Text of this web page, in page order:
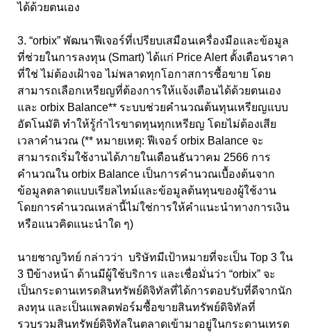
ได้ด้วยตนเอง
3. “orbix” พัฒนาฟีเจอร์ที่เปรียบเสมือนเครื่องมือและข้อมูล
ที่ช่วยในการลงทุน (Smart) ได้แก่ Price Alert ตั้งเตือนราคา
ที่ใช่ ไม่ต้องเฝ้าจอ ไม่พลาดทุกโอกาสการซื้อขาย โดย
สามารถเลือกเหรียญที่ต้องการให้แจ้งเตือนได้ด้วยตนเอง
และ orbix Balance** ระบบช่วยคำนวณต้นทุนเหรียญแบบ
อัตโนมัติ ทำให้รู้กำไรขาดทุนทุกเหรียญ โดยไม่ต้องเสีย
เวลาคำนวณ (** หมายเหตุ: ฟีเจอร์ orbix Balance จะ
สามารถเริ่มใช้งานได้ภายในเดือนธันวาคม 2566 การ
คำนวณใน orbix Balance เป็นการคำนวณเบื้องต้นจาก
ข้อมูลตลาดแบบเรียลไทม์และข้อมูลต้นทุนของผู้ใช้งาน
โดยการคำนวณเหล่านี้ไม่ใช่การให้คำแนะนำทางการเงิน
หรือแนวคิดแนะนำใด ๆ)
นายชาญวิทย์ กล่าวว่า บริษัทมีเป้าหมายที่จะเป็น Top 3 ใน
3 ปีข้างหน้า ด้านมีผู้ใช้บริการ และเชื่อมั่นว่า “orbix” จะ
เป็นกระดานเทรดสินทรัพย์ดิจิทัลที่ได้การตอบรับที่ดีจากนัก
ลงทุน และเป็นแพลตฟอร์มซื้อขายสินทรัพย์ดิจิทัลที่
รวบรวมสินทรัพย์ดิจิทัลในตลาดเข้ามาอยู่ในกระดานเทรด